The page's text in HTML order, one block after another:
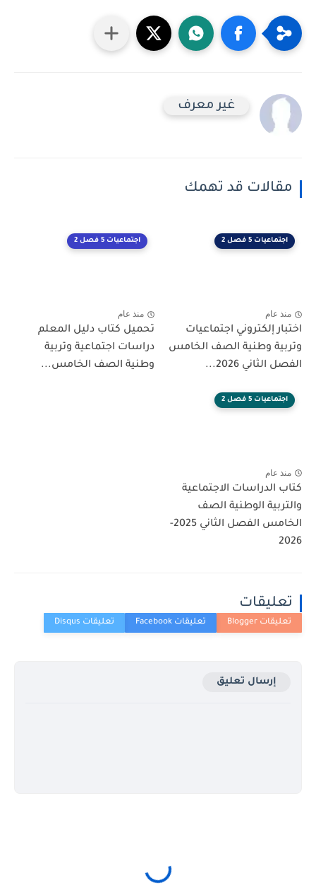
غير معرف
مقالات قد تهمك
اجتماعيات 5 فصل 2
منذ عام
اختبار إلكتروني اجتماعيات
وتربية وطنية الصف الخامس
الفصل الثاني 2026...
اجتماعيات 5 فصل 2
منذ عام
تحميل كتاب دليل المعلم
دراسات اجتماعية وتربية
وطنية الصف الخامس...
اجتماعيات 5 فصل 2
منذ عام
كتاب الدراسات الاجتماعية
والتربية الوطنية الصف
الخامس الفصل الثاني 2025-
2026
تعليقات
إرسال تعليق